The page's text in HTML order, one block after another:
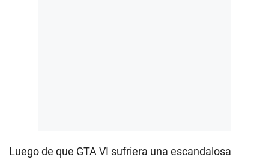
Luego de que GTA VI sufriera una escandalosa